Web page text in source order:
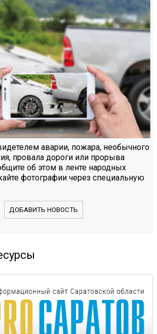
аварии, пожара, необычного
провала дороги или прорыва
об этом в ленте народных
фотографии через специальную
ДОБАВИТЬ НОВОСТЬ